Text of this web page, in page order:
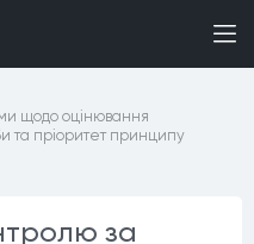
щодо оцінювання
та пріоритет принципу
за